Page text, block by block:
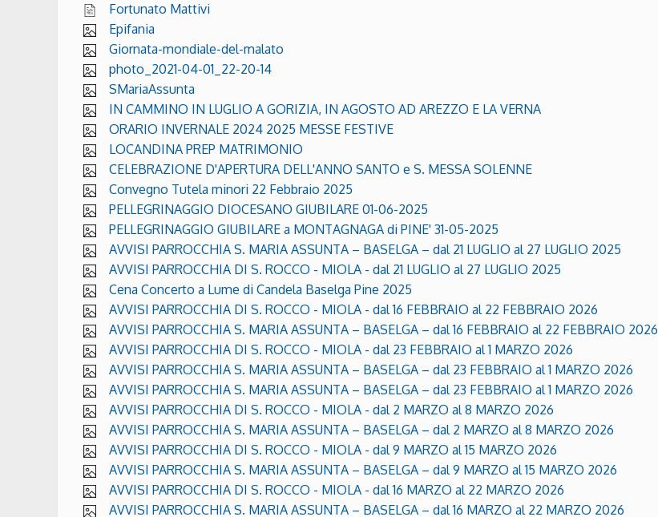
Fortunato Mattivi
Epifania
Giornata-mondiale-del-malato
photo_2021-04-01_22-20-14
SMariaAssunta
IN CAMMINO IN LUGLIO A GORIZIA, IN AGOSTO AD AREZZO E LA VERNA
ORARIO INVERNALE 2024 2025 MESSE FESTIVE
LOCANDINA PREP MATRIMONIO
CELEBRAZIONE D'APERTURA DELL'ANNO SANTO e S. MESSA SOLENNE
Convegno Tutela minori 22 Febbraio 2025
PELLEGRINAGGIO DIOCESANO GIUBILARE 01-06-2025
PELLEGRINAGGIO GIUBILARE a MONTAGNAGA di PINE' 31-05-2025
AVVISI PARROCCHIA S. MARIA ASSUNTA – BASELGA – dal 21 LUGLIO al 27 LUGLIO 2025
AVVISI PARROCCHIA DI S. ROCCO - MIOLA - dal 21 LUGLIO al 27 LUGLIO 2025
Cena Concerto a Lume di Candela Baselga Pine 2025
AVVISI PARROCCHIA DI S. ROCCO - MIOLA - dal 16 FEBBRAIO al 22 FEBBRAIO 2026
AVVISI PARROCCHIA S. MARIA ASSUNTA – BASELGA – dal 16 FEBBRAIO al 22 FEBBRAIO 2026
AVVISI PARROCCHIA DI S. ROCCO - MIOLA - dal 23 FEBBRAIO al 1 MARZO 2026
AVVISI PARROCCHIA S. MARIA ASSUNTA – BASELGA – dal 23 FEBBRAIO al 1 MARZO 2026
AVVISI PARROCCHIA S. MARIA ASSUNTA – BASELGA – dal 23 FEBBRAIO al 1 MARZO 2026
AVVISI PARROCCHIA DI S. ROCCO - MIOLA - dal 2 MARZO al 8 MARZO 2026
AVVISI PARROCCHIA S. MARIA ASSUNTA – BASELGA – dal 2 MARZO al 8 MARZO 2026
AVVISI PARROCCHIA DI S. ROCCO - MIOLA - dal 9 MARZO al 15 MARZO 2026
AVVISI PARROCCHIA S. MARIA ASSUNTA – BASELGA – dal 9 MARZO al 15 MARZO 2026
AVVISI PARROCCHIA DI S. ROCCO - MIOLA - dal 16 MARZO al 22 MARZO 2026
AVVISI PARROCCHIA S. MARIA ASSUNTA – BASELGA – dal 16 MARZO al 22 MARZO 2026